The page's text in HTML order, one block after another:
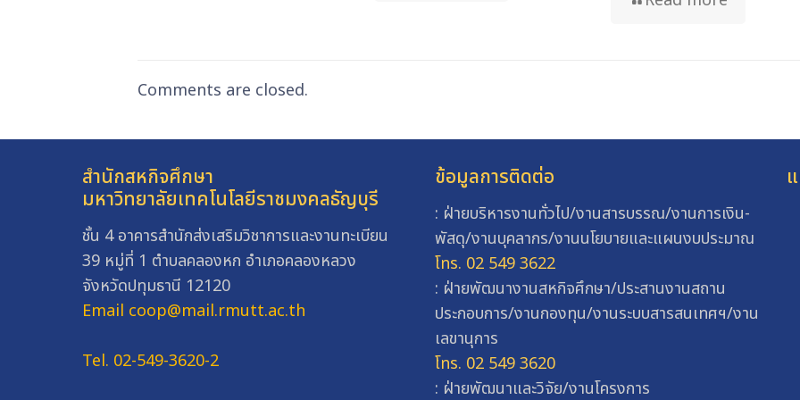
Comments are closed.
สำนักสหกิจศึกษา
มหาวิทยาลัยเทคโนโลยีราชมงคลธัญบุรี
ชั้น 4 อาคารสำนักส่งเสริมวิชาการและงานทะเบียน
39 หมู่ที่ 1 ตำบลคลองหก อำเภอคลองหลวง
จังหวัดปทุมธานี 12120
Email coop@mail.rmutt.ac.th
Tel. 02-549-3620-2
ข้อมูลการติดต่อ
: ฝ่ายบริหารงานทั่วไป/งานสารบรรณ/งานการเงิน-
พัสดุ/งานบุคลากร/งานนโยบายและแผนงบประมาณ
โทร. 02 549 3622
: ฝ่ายพัฒนางานสหกิจศึกษา/ประสานงานสถาน
ประกอบการ/งานกองทุน/งานระบบสารสนเทศฯ/งาน
เลขานุการ
โทร. 02 549 3620
: ฝ่ายพัฒนาและวิจัย/งานโครงการ